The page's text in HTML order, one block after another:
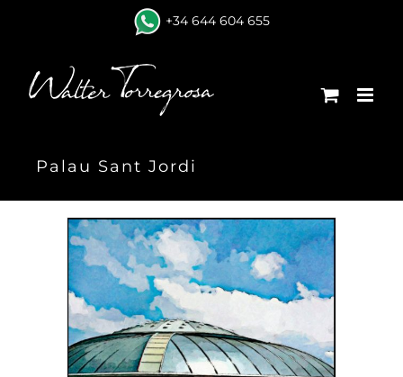
content
+34 644 604 655
Palau Sant Jordi